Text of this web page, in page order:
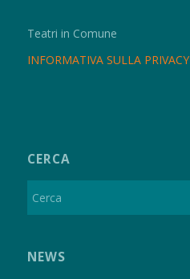
Teatri in Comune
INFORMATIVA SULLA PRIVACY
CERCA
NEWS